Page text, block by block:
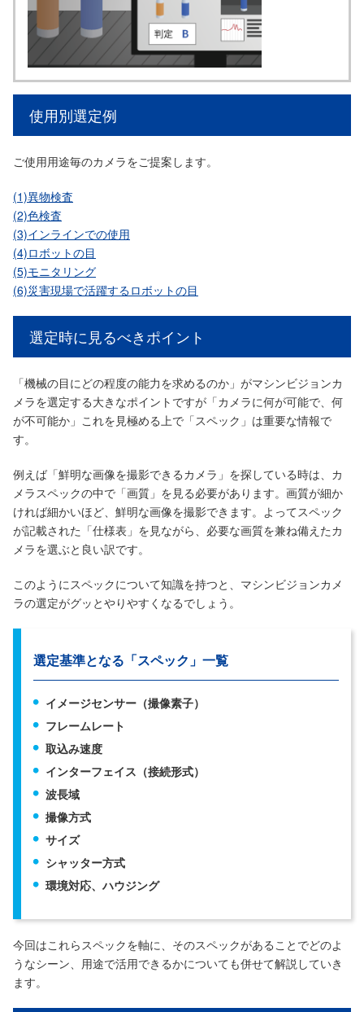
使用別選定例
ご使用用途毎のカメラをご提案します。
(1)異物検査
(2)色検査
(3)インラインでの使用
(4)ロボットの目
(5)モニタリング
(6)災害現場で活躍するロボットの目
選定時に見るべきポイント
「機械の目にどの程度の能力を求めるのか」がマシンビジョンカ
メラを選定する大きなポイントですが「カメラに何が可能で、何
が不可能か」これを見極める上で「スペック」は重要な情報で
す。
例えば「鮮明な画像を撮影できるカメラ」を探している時は、カ
メラスペックの中で「画質」を見る必要があります。画質が細か
ければ細かいほど、鮮明な画像を撮影できます。よってスペック
が記載された「仕様表」を見ながら、必要な画質を兼ね備えたカ
メラを選ぶと良い訳です。
このようにスペックについて知識を持つと、マシンビジョンカメ
ラの選定がグッとやりやすくなるでしょう。
選定基準となる「スペック」一覧
イメージセンサー（撮像素子）
フレームレート
取込み速度
インターフェイス（接続形式）
波長域
撮像方式
サイズ
シャッター方式
環境対応、ハウジング
今回はこれらスペックを軸に、そのスペックがあることでどのよ
うなシーン、用途で活用できるかについても併せて解説していき
ます。